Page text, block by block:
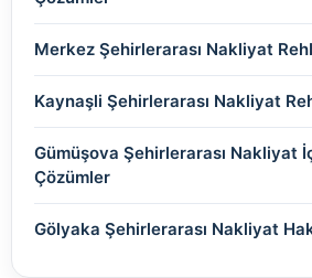
Merkez Şehirlerarası Nakliyat
Kaynaşli Şehirlerarası Nakliyat
Gümüşova Şehirlerarası Nakliyat
Çözümler
Gölyaka Şehirlerarası Nakliyat